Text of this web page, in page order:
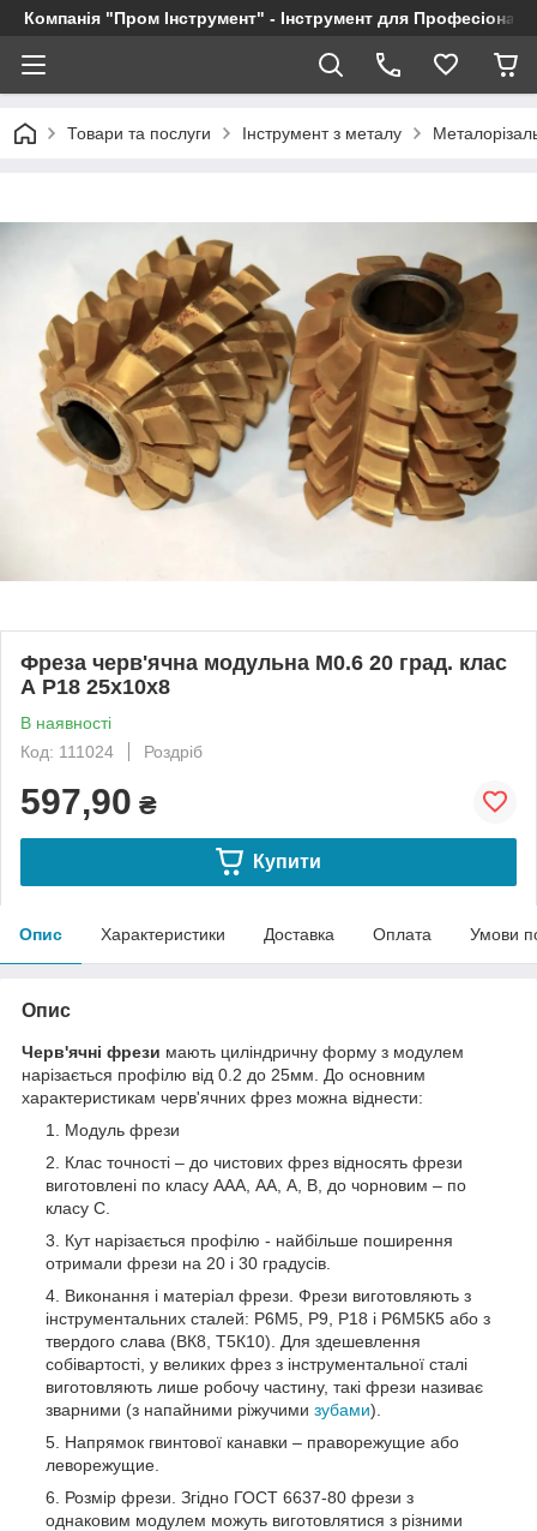
Компанія "Пром Інструмент" - Інструмент для
Товари та послуги Інструмент з металу
Фреза черв'ячна модульна М0.6 20 град. клас
А Р18 25х10х8
В наявності
Код: 111024
Роздріб
597,90 ₴
Купити
Опис Характеристики Доставка Оплата Умови
Опис
Черв'ячні фрези мають циліндричну форму з модулем
нарізається профілю від 0.2 до 25мм. До основним
характеристикам черв'ячних фрез можна віднести:
Модуль фрези
Клас точності – до чистових фрез відносять фрези
виготовлені по класу ААА, АА, А, В, до чорновим – по
класу С.
Кут нарізається профілю - найбільше поширення
отримали фрези на 20 і 30 градусів.
Виконання і матеріал фрези. Фрези виготовляють з
інструментальних сталей: Р6М5, Р9, Р18 і Р6М5К5 або з
твердого слава (ВК8, Т5К10). Для здешевлення
собівартості, у великих фрез з інструментальної сталі
виготовляють лише робочу частину, такі фрези називає
зварними (з напайними ріжучими зубами).
Напрямок гвинтової канавки – праворежущие або
леворежущие.
Розмір фрези. Згідно ГОСТ 6637-80 фрези з
однаковим модулем можуть виготовлятися з різними